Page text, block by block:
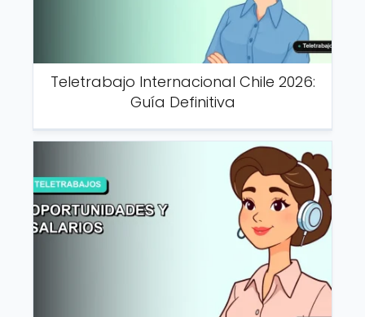
Teletrabajo Internacional Chile 2026:
Guía Definitiva